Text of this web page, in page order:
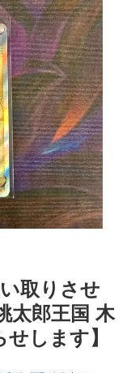
取りさせ
太郎王国 木
します】